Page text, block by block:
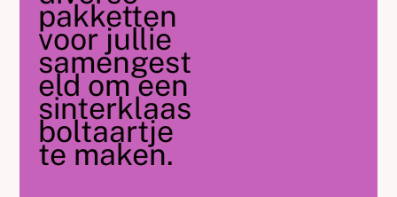
pakketten
voor jullie
samengest
eld om een
sinterklaas
boltaartje
te maken.